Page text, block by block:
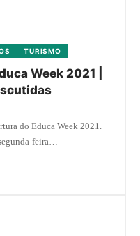
TURISMO
Week 2021 |
do Educa Week 2021.
feira…